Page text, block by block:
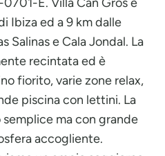
Ibiza ed a 9 km dalle
Salinas e Cala Jondal. La
recintata ed è
fiorito, varie zone relax,
piscina con lettini. La
ma con grande
accogliente.